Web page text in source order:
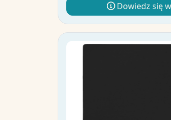
Dowiedz się